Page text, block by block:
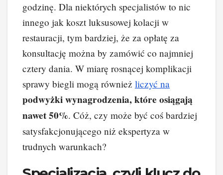
godzinę. Dla niektórych specjalistów to nic
innego jak koszt luksusowej kolacji w
restauracji, tym bardziej, że za opłatę za
konsultację można by zamówić co najmniej
cztery dania. W miarę rosnącej komplikacji
sprawy biegli mogą również liczyć na
podwyżki wynagrodzenia, które osiągają
nawet 50%. Cóż, czy może być coś bardziej
satysfakcjonującego niż ekspertyza w
trudnych warunkach?